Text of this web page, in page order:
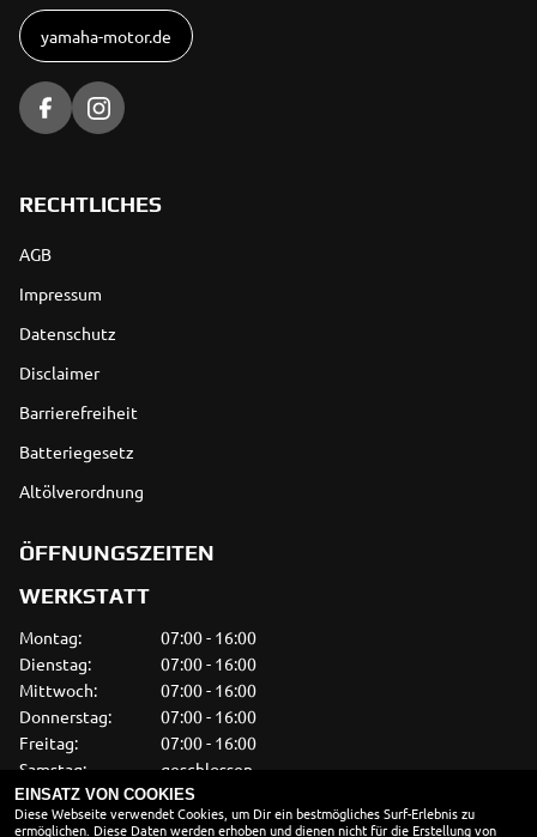
yamaha-motor.de
RECHTLICHES
AGB
Impressum
Datenschutz
Disclaimer
Barrierefreiheit
Batteriegesetz
Altölverordnung
ÖFFNUNGSZEITEN
WERKSTATT
Montag:
07:00 - 16:00
Dienstag:
07:00 - 16:00
Mittwoch:
07:00 - 16:00
Donnerstag:
07:00 - 16:00
Freitag:
07:00 - 16:00
Samstag:
geschlossen
Sonntag:
geschlossen
EINSATZ VON COOKIES
Diese Webseite verwendet Cookies, um Dir ein bestmögliches Surf-Erlebnis zu
ermöglichen. Diese Daten werden erhoben und dienen nicht für die Erstellung von